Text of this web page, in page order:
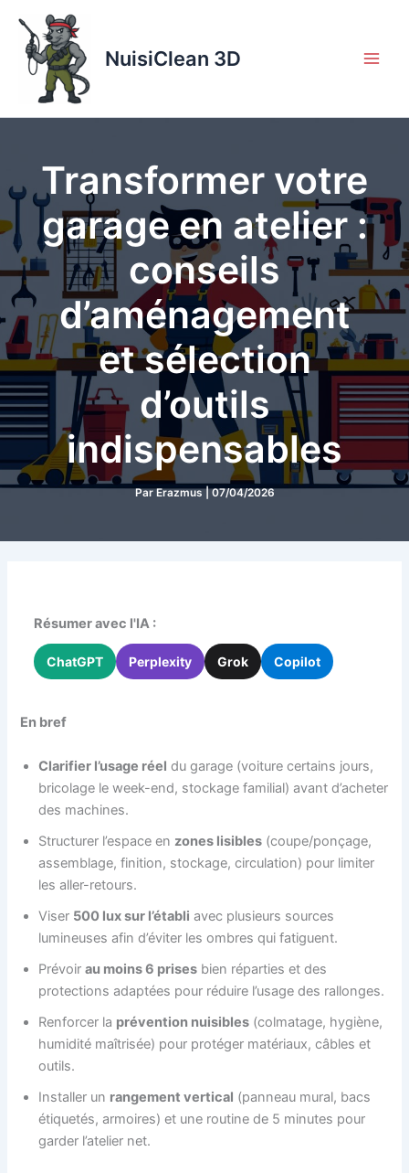
contenu
NuisiClean 3D
Transformer votre
garage en atelier :
conseils
d’aménagement
et sélection
d’outils
indispensables
ParErazmus|07/04/2026
Résumer avec l'IA :
ChatGPT Perplexity Grok Copilot
En bref
Clarifier l’usage réel du garage (voiture certains jours,
bricolage le week-end, stockage familial) avant d’acheter
des machines.
Structurer l’espace en zones lisibles (coupe/ponçage,
assemblage, finition, stockage, circulation) pour limiter
les aller-retours.
Viser 500 lux sur l’établi avec plusieurs sources
lumineuses afin d’éviter les ombres qui fatiguent.
Prévoirau moins 6 prises bien réparties et des
protections adaptées pour réduire l’usage des rallonges.
Renforcer la prévention nuisibles (colmatage, hygiène,
humidité maîtrisée) pour protéger matériaux, câbles et
outils.
Installer un rangement vertical (panneau mural, bacs
étiquetés, armoires) et une routine de 5 minutes pour
garder l’atelier net.